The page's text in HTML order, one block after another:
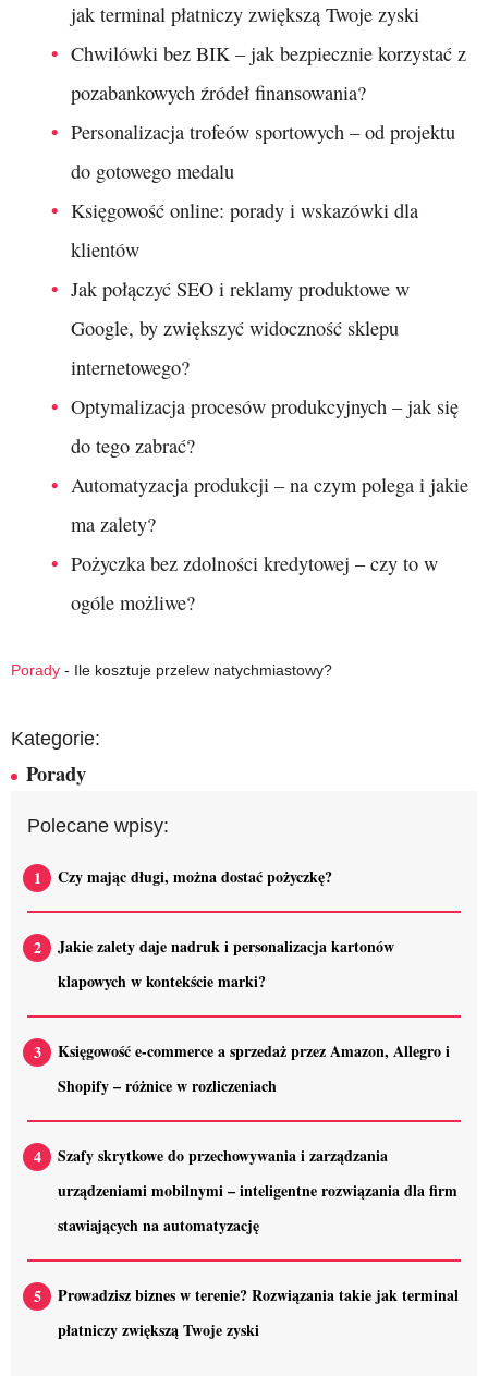
jak terminal płatniczy zwiększą Twoje zyski
Chwilówki bez BIK – jak bezpiecznie korzystać z
pozabankowych źródeł finansowania?
Personalizacja trofeów sportowych – od projektu
do gotowego medalu
Księgowość online: porady i wskazówki dla
klientów
Jak połączyć SEO i reklamy produktowe w
Google, by zwiększyć widoczność sklepu
internetowego?
Optymalizacja procesów produkcyjnych – jak się
do tego zabrać?
Automatyzacja produkcji – na czym polega i jakie
ma zalety?
Pożyczka bez zdolności kredytowej – czy to w
ogóle możliwe?
Porady - Ile kosztuje przelew natychmiastowy?
Kategorie:
Porady
Polecane wpisy:
Czy mając długi, można dostać pożyczkę?
Jakie zalety daje nadruk i personalizacja kartonów
klapowych w kontekście marki?
Księgowość e-commerce a sprzedaż przez Amazon, Allegro i
Shopify – różnice w rozliczeniach
Szafy skrytkowe do przechowywania i zarządzania
urządzeniami mobilnymi – inteligentne rozwiązania dla firm
stawiających na automatyzację
Prowadzisz biznes w terenie? Rozwiązania takie jak terminal
płatniczy zwiększą Twoje zyski